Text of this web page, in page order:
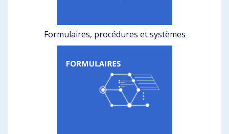
Formulaires, procédures et systèmes